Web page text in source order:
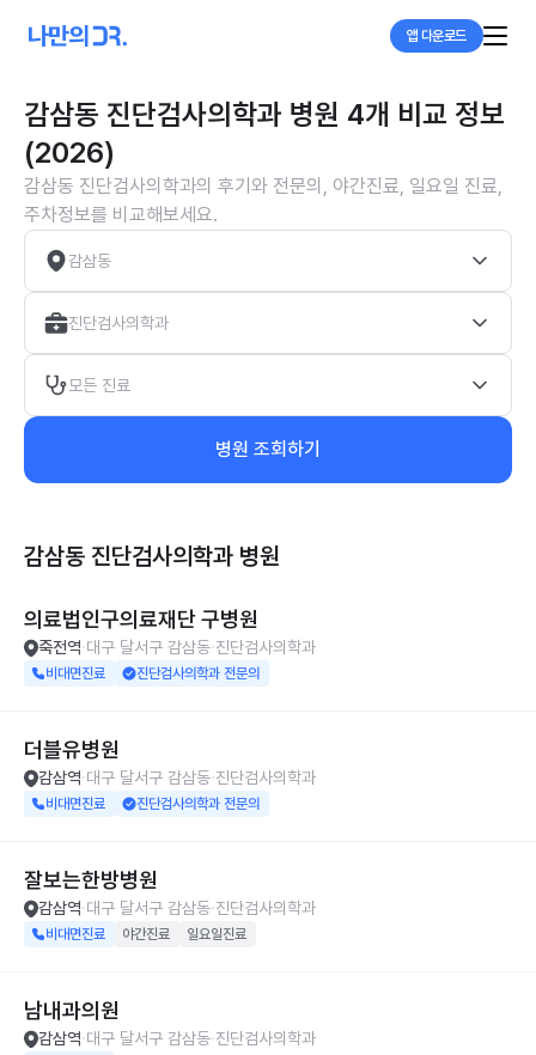
앱 다운로드
감삼동 진단검사의학과 병원 4개 비교 정보
(2026)
감삼동 진단검사의학과의 후기와 전문의, 야간진료, 일요일 진료,
주차정보를 비교해보세요.
감삼동
진단검사의학과
모든 진료
병원 조회하기
감삼동 진단검사의학과 병원
의료법인구의료재단 구병원
죽전역 대구 달서구 감삼동 진단검사의학과
비대면진료 진단검사의학과 전문의
더블유병원
감삼역 대구 달서구 감삼동 진단검사의학과
비대면진료 진단검사의학과 전문의
잘보는한방병원
감삼역 대구 달서구 감삼동 진단검사의학과
비대면진료 야간진료 일요일진료
남내과의원
감삼역 대구 달서구 감삼동 진단검사의학과